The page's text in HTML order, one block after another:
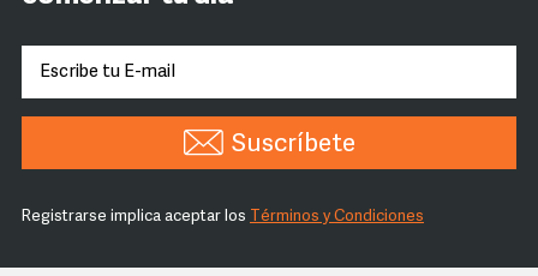
Suscríbete
Registrarse implica aceptar los Términos y Condiciones